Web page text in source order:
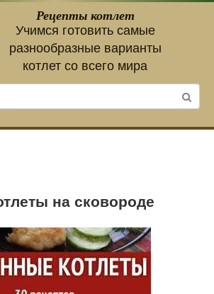
Рецепты котлет
Учимся готовить самые
разнообразные варианты
котлет со всего мира
на сковороде